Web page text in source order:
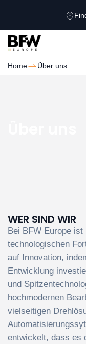
Home Über uns
WER SIND WIR
Bei BFW Europe
technologischen
auf Innovation,
Entwicklung
und
hochmodernen
vielseitigen
entwickelt, dass es